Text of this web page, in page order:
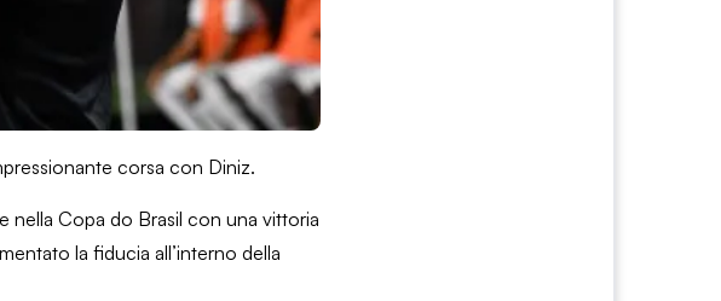
corsa con Diniz.
nella Copa do Brasil con una vittoria
la fiducia all’interno della